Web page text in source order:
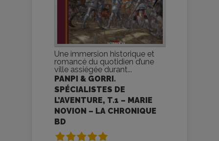
Une immersion historique et
romancé du quotidien d’une
ville assiégée durant...
PANPI & GORRI.
SPÉCIALISTES DE
L’AVENTURE, T.1 – MARIE
NOVION – LA CHRONIQUE
BD